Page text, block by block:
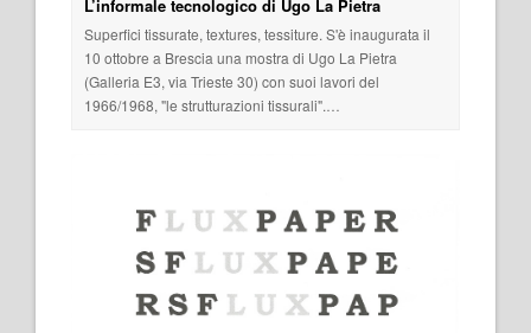
L’informale tecnologico di Ugo La Pietra
Superfici tissurate, textures, tessiture. S'è inaugurata il
10 ottobre a Brescia una mostra di Ugo La Pietra
(Galleria E3, via Trieste 30) con suoi lavori del
1966/1968, "le strutturazioni tissurali".…